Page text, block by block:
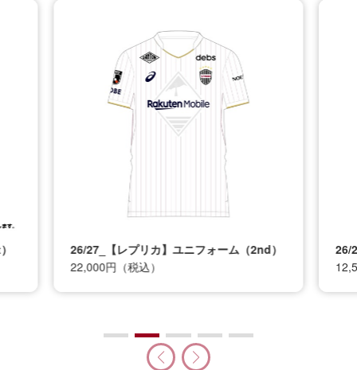
26/27_【レプリカ】ユニフォーム（2nd）
22,000円（税込）
26/